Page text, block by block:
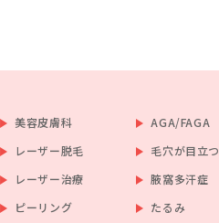
美容皮膚科
AGA/FAGA
レーザー脱毛
毛穴が目立つ
レーザー治療
腋窩多汗症
ピーリング
たるみ